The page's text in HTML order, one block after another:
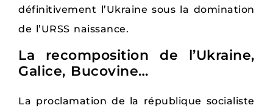
définitivement l’Ukraine sous la domination
de l’URSS naissance.
La recomposition de l’Ukraine,
Galice, Bucovine…
La proclamation de la république socialiste